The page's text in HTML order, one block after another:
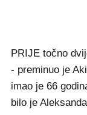
PRIJE točno
- preminuo je
imao je 66
bilo je